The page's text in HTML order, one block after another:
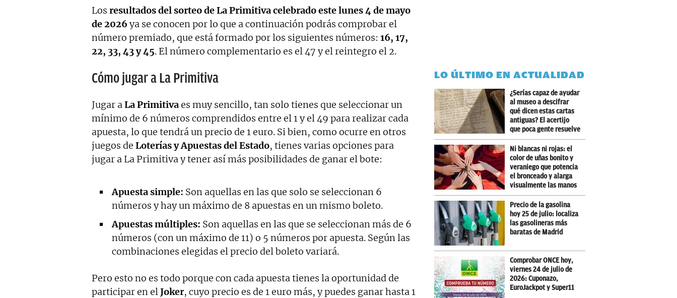
Los resultados del sorteo de La Primitiva celebrado este lunes 4 de mayo
de 2026 ya se conocen por lo que a continuación podrás comprobar el
número premiado, que está formado por los siguientes números: 16, 17,
22, 33, 43 y 45. El número complementario es el 47 y el reintegro el 2.
Cómo jugar a La Primitiva
Jugar aLa Primitivaes muy sencillo, tan solo tienes que seleccionar un
mínimo de 6 números comprendidos entre el 1 y el 49 para realizar cada
apuesta, lo que tendrá un precio de 1 euro. Si bien, como ocurre en otros
juegos de Loterías y Apuestas del Estado, tienes varias opciones para
jugar a La Primitiva y tener así más posibilidades de ganar el bote:
Apuesta simple: Son aquellas en las que solo se seleccionan 6
números y hay un máximo de 8 apuestas en un mismo boleto.
Apuestas múltiples: Son aquellas en las que se seleccionan más de 6
números (con un máximo de 11) o 5 números por apuesta. Según las
combinaciones elegidas el precio del boleto variará.
Pero esto no es todo porque con cada apuesta tienes la oportunidad de
participar en elJoker, cuyo precio es de 1 euro más, y puedes ganar hasta 1
LO ÚLTIMO EN ACTUALIDAD
¿Serías capaz de ayudar
al museo a descifrar
qué dicen estas cartas
antiguas? El acertijo
que poca gente resuelve
Ni blancas ni rojas: el
color de uñas bonito y
veraniego que potencia
el bronceado y alarga
visualmente las manos
Precio de la gasolina
hoy 25 de julio: localiza
las gasolineras más
baratas de Madrid
Comprobar ONCE hoy,
viernes 24 de julio de
2026: Cuponazo,
EuroJackpot y Super11